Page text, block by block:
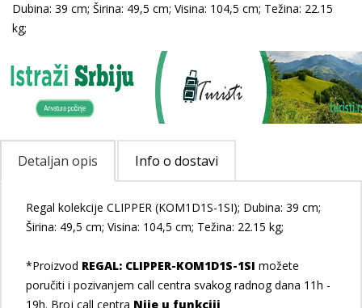
Dubina: 39 cm; Širina: 49,5 cm; Visina: 104,5 cm; Težina: 22.15
kg;
Detaljan opis Info o dostavi
Regal kolekcije CLIPPER (KOM1D1S-1SI); Dubina: 39 cm;
Širina: 49,5 cm; Visina: 104,5 cm; Težina: 22.15 kg;
*Proizvod REGAL: CLIPPER-KOM1D1S-1SI možete
poručiti i pozivanjem call centra svakog radnog dana 11h -
19h. Broj call centra Nije u funkciji